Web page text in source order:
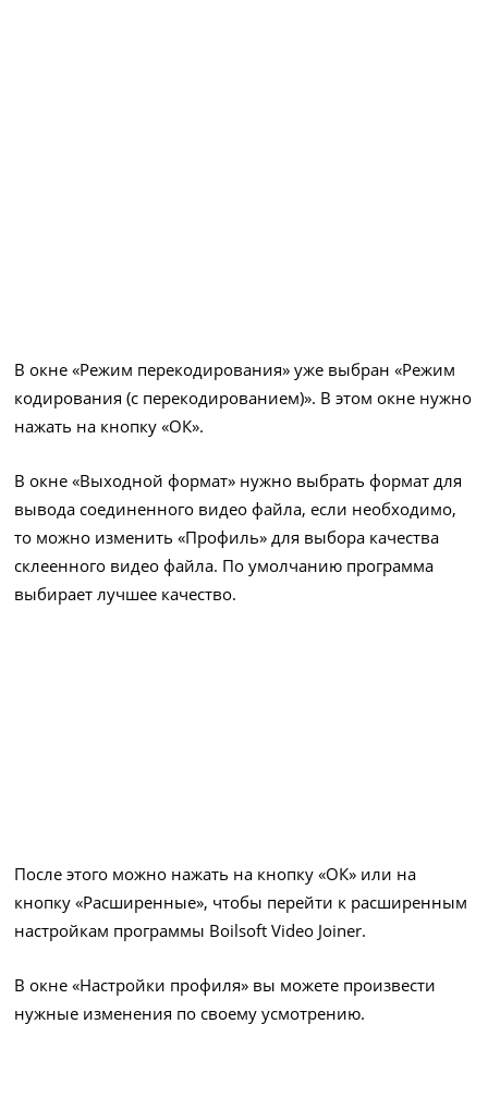
В окне «Режим перекодирования» уже выбран «Режим
кодирования (с перекодированием)». В этом окне нужно
нажать на кнопку «ОК».
В окне «Выходной формат» нужно выбрать формат для
вывода соединенного видео файла, если необходимо,
то можно изменить «Профиль» для выбора качества
склеенного видео файла. По умолчанию программа
выбирает лучшее качество.
После этого можно нажать на кнопку «ОК» или на
кнопку «Расширенные», чтобы перейти к расширенным
настройкам программы Boilsoft Video Joiner.
В окне «Настройки профиля» вы можете произвести
нужные изменения по своему усмотрению.